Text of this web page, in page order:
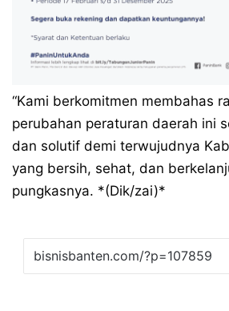
“Kami berkomitmen membahas
perubahan peraturan daerah ini
dan solutif demi terwujudnya
yang bersih, sehat, dan
pungkasnya. *(Dik/zai)*